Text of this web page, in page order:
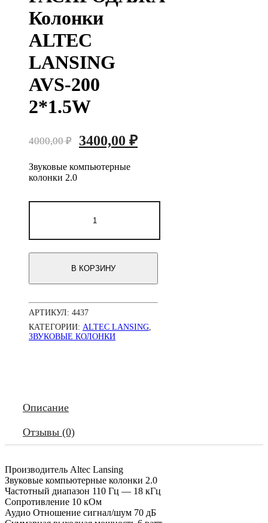
Колонки
ALTEC
LANSING
AVS-200
2*1.5W
4000,00₽
Первоначальная
цена
составляла
3400,00 ₽Текущая
цена:
Звуковые компьютерные
колонки 2.0
товара
Колонки
AVS-
200
В КОРЗИНУ
АРТИКУЛ: 4437
КАТЕГОРИИ: ALTEC LANSING
ЗВУКОВЫЕ КОЛОНКИ
Описание
Отзывы (0)
Производитель Altec Lansing
Звуковые компьютерные колонки 2.0
Частотный диапазон 110 Гц — 18 кГц
Сопротивление 10 кОм
Аудио Отношение сигнал/шум 70 дБ